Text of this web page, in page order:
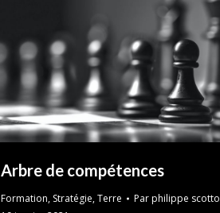
Arbre de compétences
Formation, Stratégie,Terre Par philippe scotto